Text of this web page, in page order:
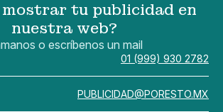
mostrar tu publicidad en
nuestra web?
o escríbenos un mail
01 (999) 930 2782
PUBLICIDAD@PORESTO.MX